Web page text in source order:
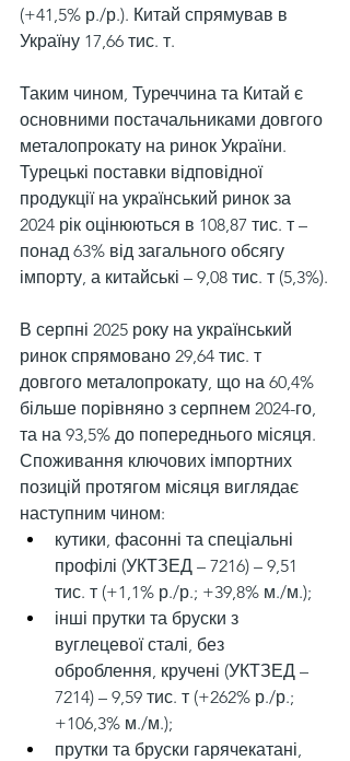
(+41,5% р./р.). Китай спрямував в
Україну 17,66 тис. т.
Таким чином, Туреччина та Китай є
основними постачальниками довгого
металопрокату на ринок України.
Турецькі поставки відповідної
продукції на український ринок за
2024 рік оцінюються в 108,87 тис. т –
понад 63% від загального обсягу
імпорту, а китайські – 9,08 тис. т (5,3%).
В серпні 2025 року на український
ринок спрямовано 29,64 тис. т
довгого металопрокату, що на 60,4%
більше порівняно з серпнем 2024-го,
та на 93,5% до попереднього місяця.
Споживання ключових імпортних
позицій протягом місяця виглядає
наступним чином:
кутики, фасонні та спеціальні
профілі (УКТЗЕД – 7216) – 9,51
тис. т (+1,1% р./р.; +39,8% м./м.);
інші прутки та бруски з
вуглецевої сталі, без
оброблення, кручені (УКТЗЕД –
7214) – 9,59 тис. т (+262% р./р.;
+106,3% м./м.);
прутки та бруски гарячекатані,